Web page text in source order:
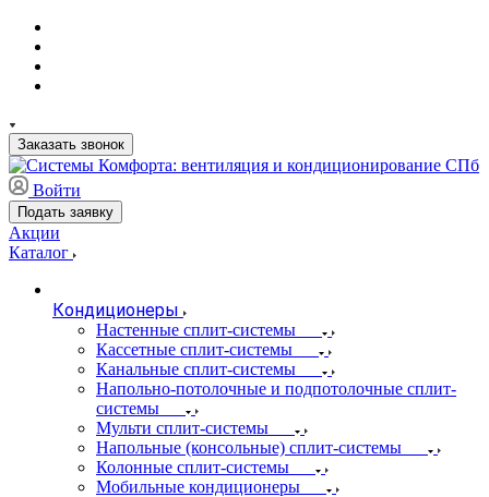
Заказать звонок
Войти
Подать заявку
Акции
Каталог
Кондиционеры
Настенные сплит-системы
Кассетные сплит-системы
Канальные сплит-системы
Напольно-потолочные и подпотолочные сплит-
системы
Мульти сплит-системы
Напольные (консольные) сплит-системы
Колонные сплит-системы
Мобильные кондиционеры